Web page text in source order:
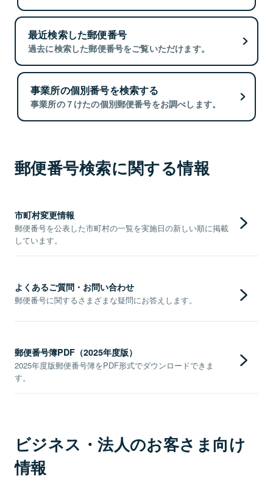
最近検索した郵便番号
過去に検索した郵便番号をご覧いただけます。
事業所の個別番号を検索する
事業所の７けたの個別郵便番号をお調べします。
郵便番号検索に関する情報
市町村変更情報
郵便番号を公表した市町村の一覧を実施日の新しい順に掲載
しています。
よくあるご質問・お問い合わせ
郵便番号に関するさまざまな疑問にお答えします。
郵便番号簿PDF（2025年度版）
2025年度版郵便番号簿をPDF形式でダウンロードできま
す。
ビジネス・法人のお客さま向け
情報